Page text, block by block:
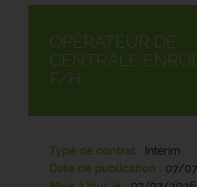
OPÉRATEUR DE
CENTRALE
F/H
Type de contrat
Intérim
Date de publication
07/